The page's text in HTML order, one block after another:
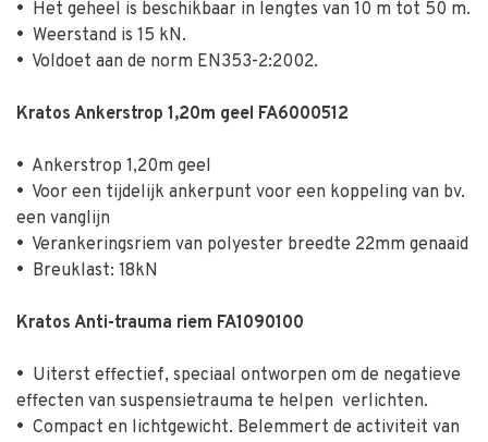
• Het geheel is beschikbaar in lengtes van 10 m tot 50 m.
• Weerstand is 15 kN.
• Voldoet aan de norm EN353-2:2002.
Kratos Ankerstrop 1,20m geel FA6000512
• Ankerstrop 1,20m geel
• Voor een tijdelijk ankerpunt voor een koppeling van bv.
een vanglijn
• Verankeringsriem van polyester breedte 22mm genaaid
• Breuklast: 18kN
Kratos Anti-trauma riem FA1090100
• Uiterst effectief, speciaal ontworpen om de negatieve
effecten van suspensietrauma te helpen verlichten.
• Compact en lichtgewicht. Belemmert de activiteit van